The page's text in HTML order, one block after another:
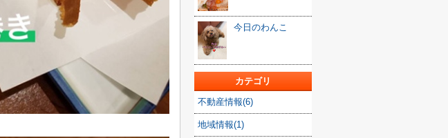
今日のわんこ
カテゴリ
不動産情報(6)
地域情報(1)